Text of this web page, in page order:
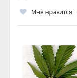
Мне нравится